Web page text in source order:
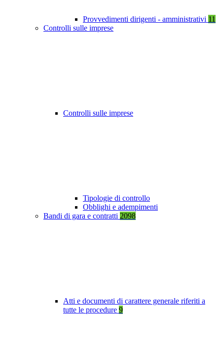
Provvedimenti dirigenti - amministrativi 11
Controlli sulle imprese
Controlli sulle imprese
Tipologie di controllo
Obblighi e adempimenti
Bandi di gara e contratti 2098
Atti e documenti di carattere generale riferiti a
tutte le procedure 9